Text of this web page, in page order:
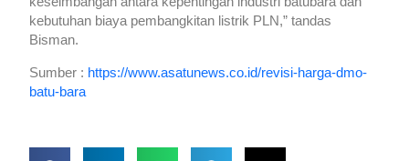
kebutuhan biaya pembangkitan listrik PLN,” tandas
Bisman.
Sumber : https://www.asatunews.co.id/revisi-harga-dmo-
batu-bara